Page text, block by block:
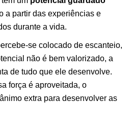
a partir das experiências e
durante a vida.
se colocado de escanteio,
não é bem valorizado, a
de tudo que ele desenvolve.
força é aproveitada, o
extra para desenvolver as